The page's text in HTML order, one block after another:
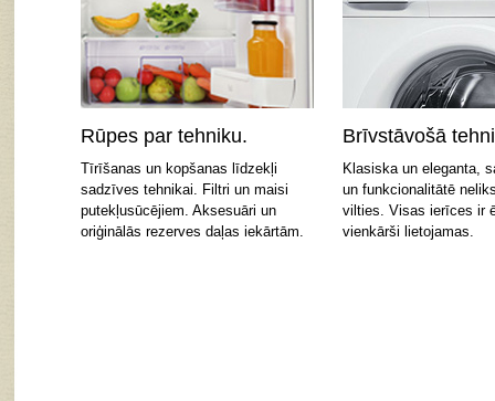
Rūpes par tehniku.
Tīrīšanas un kopšanas līdzekļi
sadzīves tehnikai. Filtri un maisi
putekļusūcējiem. Aksesuāri un
oriģinālās rezerves daļas iekārtām.
Brīvstāvošā
Klasiska un eleganta,
un funkcionalitātē
vilties. Visas ierīces ir
vienkārši lietojamas.